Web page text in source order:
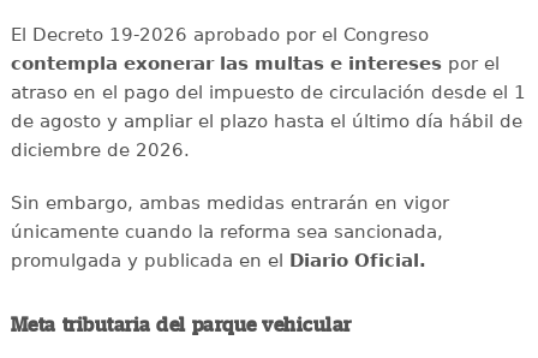
El Decreto 19-2026 aprobado por el Congreso
contempla exonerar las multas e interesespor el
atraso en el pago del impuesto de circulación desde el 1
de agosto y ampliar el plazo hasta el último día hábil de
diciembre de 2026.
Sin embargo, ambas medidas entrarán en vigor
únicamente cuando la reforma sea sancionada,
promulgada y publicada en el
Diario Oficial.
Meta tributaria del parque vehicular